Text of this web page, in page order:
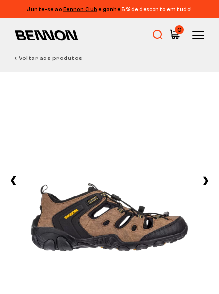
Junte-se ao Bennon Club e ganhe 5% de desconto em tudo!
0
Calçado casual
Tactical
Voltar aos produtos